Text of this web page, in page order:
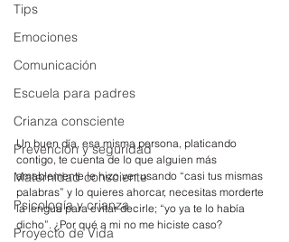
Tips
Emociones
Comunicación
Escuela para padres
Crianza consciente
Prevención y seguridad
Maternidad consciente
Psicología y crianza
Proyecto de Vida
Un buen día, esa misma persona, platicando
contigo, te cuenta de lo que alguien más
amablemente le hizo ver usando “casi tus mismas
palabras” y lo quieres ahorcar, necesitas morderte
la lengua para evitar decirle; “yo ya te lo había
dicho”. ¿Por qué a mi no me hiciste caso?